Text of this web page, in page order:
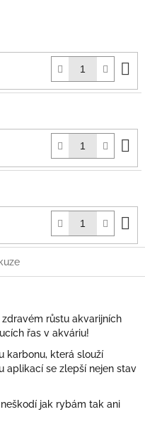
růstu akvarijních
řas v akváriu!
karbonu, která slouží
aplikací se zlepší nejen stav
jak rybám tak ani